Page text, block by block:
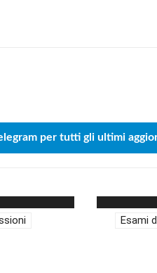
per tutti gli ultimi
Esami